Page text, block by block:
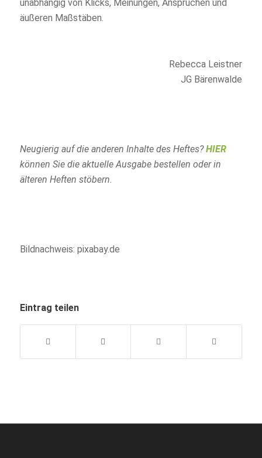
unabhängig von Klicks, Meinungen, Ansprüchen und
äußeren Maßstäben.
Rebecca Leistner
JG Bärenwalde
Neugierig auf die anderen Inhalte des Heftes?HIER
können Sie die aktuelle Ausgabe bestellen oder in
älteren Heften stöbern.
Bildnachweis: pixabay.de
Eintrag teilen